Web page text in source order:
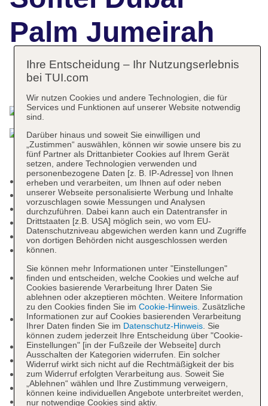
Palm Jumeirah
Das bietet Ihre Unterkunft
Kurtaxe/Ökotaxe/Touristensteuer
Raucherbereich
Check-in Zeit ab 15:00 Uhr
Check-out Zeit bis 12:00 Uhr
Early Check-in: gegen Gebühr
Late Check-out: gegen Gebühr, Anfrage &
Reservierung notwendig
Rezeption: Sprachen: deutsch, englisch,
französisch, russisch, Geldwechsel möglich,
Hotelsafe: gegen Gebühr
Gästebetreuung: Sprachen: deutsch, englisch,
französisch
Lift
Geldautomat in der Unterkunft
Gartenanlage, Sonnenterrasse
Pools: 2
Pool: Outdoor, flach abfallend, Liegen: gegen
Ihre Entscheidung – Ihr Nutzungserlebnis
bei TUI.com
Wir nutzen Cookies und andere Technologien, die für
Services und Funktionen auf unserer Website notwendig
sind.
Darüber hinaus und soweit Sie einwilligen und
„Zustimmen“ auswählen, können wir sowie unsere bis zu
fünf Partner als Drittanbieter Cookies auf Ihrem Gerät
setzen, andere Technologien verwenden und
personenbezogene Daten [z. B. IP-Adresse] von Ihnen
erheben und verarbeiten, um Ihnen auf oder neben
unserer Webseite personalisierte Werbung und Inhalte
vorzuschlagen sowie Messungen und Analysen
durchzuführen. Dabei kann auch ein Datentransfer in
Drittstaaten [z.B. USA] möglich sein, wo vom EU-
Datenschutzniveau abgewichen werden kann und Zugriffe
von dortigen Behörden nicht ausgeschlossen werden
können.
Sie können mehr Informationen unter "Einstellungen"
finden und entscheiden, welche Cookies und welche auf
Cookies basierende Verarbeitung Ihrer Daten Sie
ablehnen oder akzeptieren möchten. Weitere Information
zu den Cookies finden Sie im Cookie-Hinweis. Zusätzliche
Informationen zur auf Cookies basierenden Verarbeitung
Ihrer Daten finden Sie im Datenschutz-Hinweis. Sie
können zudem jederzeit Ihre Entscheidung über "Cookie-
Einstellungen" [in der Fußzeile der Webseite] durch
Ausschalten der Kategorien widerrufen. Ein solcher
Widerruf wirkt sich nicht auf die Rechtmäßigkeit der bis
zum Widerruf erfolgten Verarbeitung aus. Soweit Sie
„Ablehnen“ wählen und Ihre Zustimmung verweigern,
können keine individuellen Angebote unterbreitet werden,
nur notwendige Cookies sind aktiv.